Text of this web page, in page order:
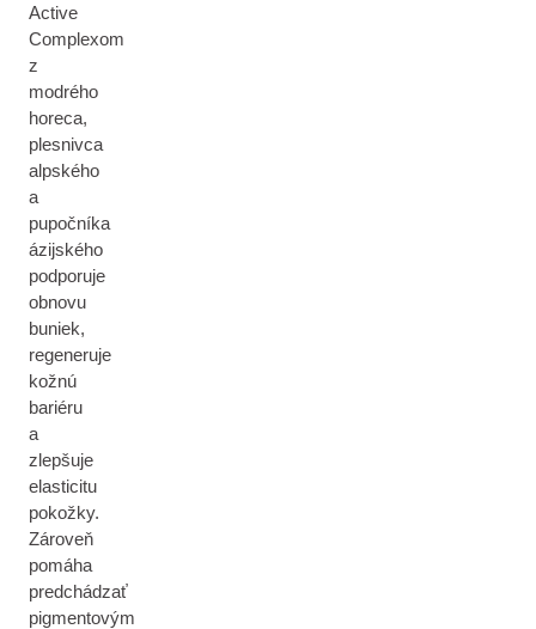
Active
Complexom
z
modrého
horeca,
plesnivca
alpského
a
pupočníka
ázijského
podporuje
obnovu
buniek,
regeneruje
kožnú
bariéru
a
zlepšuje
elasticitu
pokožky.
Zároveň
pomáha
predchádzať
pigmentovým